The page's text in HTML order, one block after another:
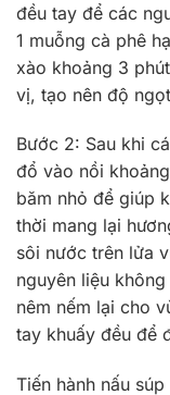
đều tay để các
1 muỗng cà phê
xào khoảng 3
vị, tạo nên độ
Bước 2: Sau khi
đổ vào nồi
băm nhỏ để giúp
thời mang lại
sôi nước trên lửa
nguyên liệu
nêm nếm lại cho
tay khuấy đều để
Tiến hành nấu